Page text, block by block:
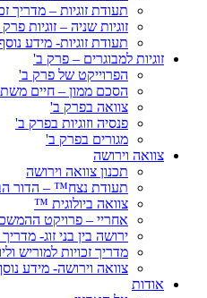
תעודת זוגיות – מדריך
זוגיות שניה – זוגיות
תעודת זוגיות- מידע
זוגיות למבוגרים – פרק ב'
הפרוייקט של פרק ב'
הסכם ממון – חיים
צוואה בפרק ב'
פנסיה וזוגיות בפרק ב'
מגורים בפרק ב'
צוואה וירושה
תכנון צוואה וירושה
תעודת נצח™ – הדור
צוואה ביולוגית ™
אחריי – פרויקט
ירושה בין בני זוג- מדריך
מדריך זכויות למוריש
צוואה וירושה- מידע
אודות